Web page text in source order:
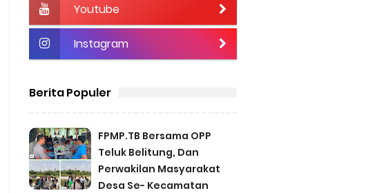
Youtube
Instagram
Berita Populer
FPMP.TB Bersama OPP
Teluk Belitung, Dan
Perwakilan Masyarakat
Desa Se- Kecamatan